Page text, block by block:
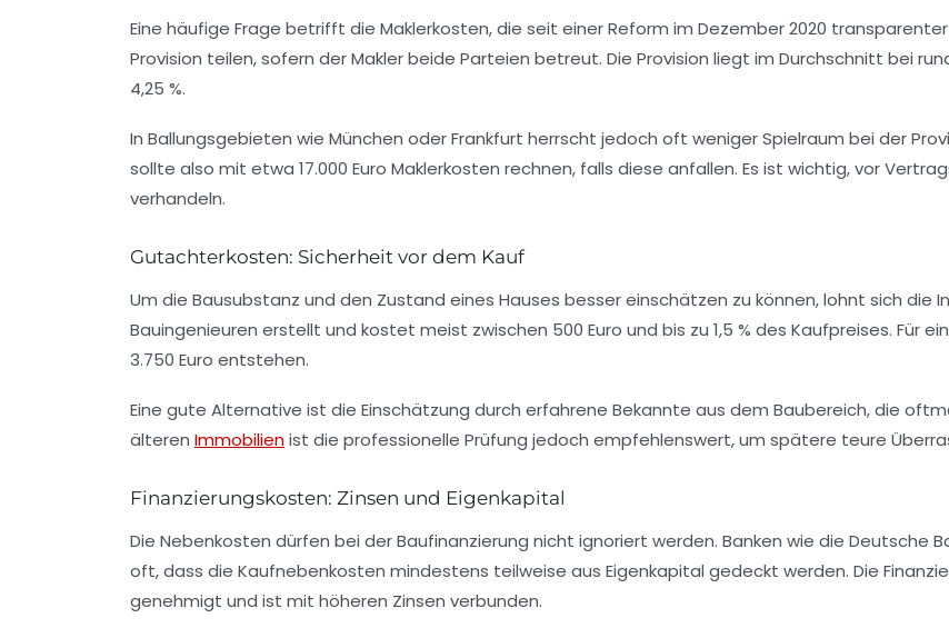
Eine häufige Frage betrifft die Maklerkosten, die seit einer Reform im Dezember 2020
Provision teilen, sofern der Makler beide Parteien betreut. Die Provision liegt im Durchschnitt bei
4,25 %.
In Ballungsgebieten wie München oder Frankfurt herrscht jedoch oft weniger Spielraum bei der
sollte also mit etwa 17.000 Euro Maklerkosten rechnen, falls diese anfallen. Es ist wichtig, vor
verhandeln.
Gutachterkosten: Sicherheit vor dem Kauf
Um die Bausubstanz und den Zustand eines Hauses besser einschätzen zu können, lohnt sich
Bauingenieuren erstellt und kostet meist zwischen 500 Euro und bis zu 1,5 % des Kaufpreises. Für
3.750 Euro entstehen.
Eine gute Alternative ist die Einschätzung durch erfahrene Bekannte aus dem Baubereich, die
älteren Immobilienist die professionelle Prüfung jedoch empfehlenswert, um spätere teure
Finanzierungskosten: Zinsen und Eigenkapital
Die Nebenkosten dürfen bei der Baufinanzierung nicht ignoriert werden. Banken wie die Deutsche
oft, dass die Kaufnebenkosten mindestens teilweise aus Eigenkapital gedeckt werden. Die
genehmigt und ist mit höheren Zinsen verbunden.